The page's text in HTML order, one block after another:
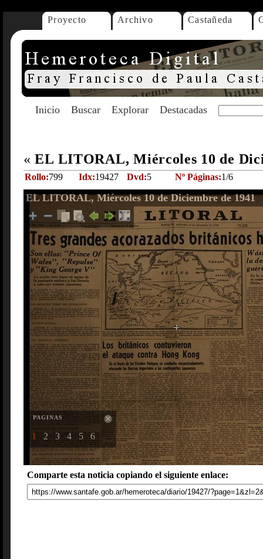
Proyecto Archivo Castañeda
Inicio Buscar Explorar Destacadas
« EL LITORAL, Miércoles 10 de
Rollo:799 Idx:19427 Dvd:5 Nº Páginas:1/6
EL LITORAL, Miércoles 10 de Diciembre de 1941
PAGINAS
1 2 3 4 5 6
Comparte esta noticia copiando el siguiente enlace: